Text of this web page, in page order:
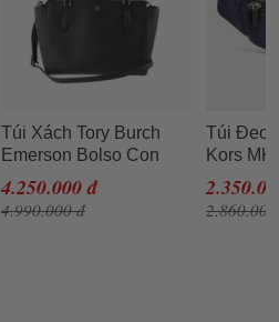
Túi Xách Tory Burch
Emerson Bolso Con
Cremallera Color Negro
Màu Đen
4.250.000 đ
4.990.000 đ
Túi Đeo
Kors
Nylon
Bags